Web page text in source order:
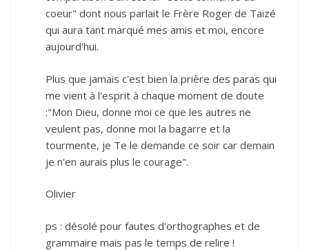
coeur" dont nous parlait le Frère Roger de Taizé
qui aura tant marqué mes amis et moi, encore
aujourd'hui.
Plus que jamais c'est bien la prière des paras qui
me vient à l'esprit à chaque moment de doute
:"Mon Dieu, donne moi ce que les autres ne
veulent pas, donne moi la bagarre et la
tourmente, je Te le demande ce soir car demain
je n'en aurais plus le courage".
Olivier
ps : désolé pour fautes d'orthographes et de
grammaire mais pas le temps de relire !